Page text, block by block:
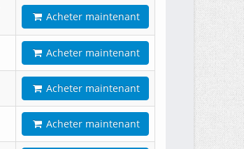
Acheter maintenant
Acheter maintenant
Acheter maintenant
Acheter maintenant